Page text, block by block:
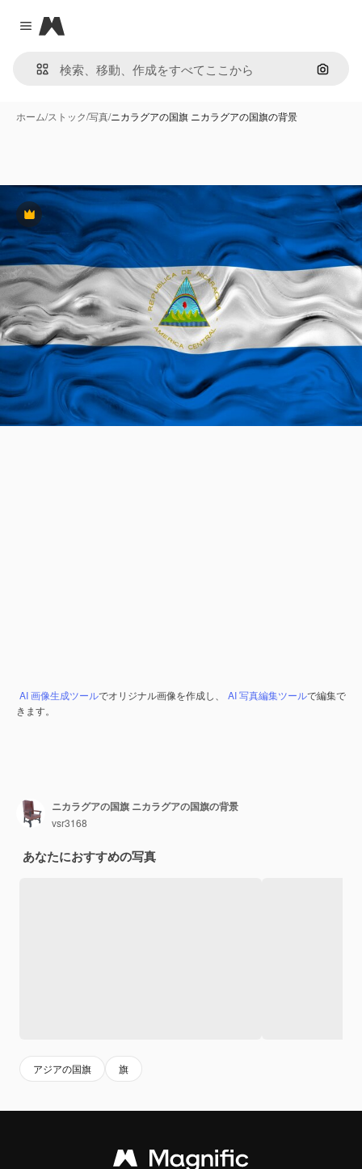
Close menu
Magnific
画像で
ホーム/ストック/写真/ニカラグアの国旗 ニカラグアの国旗の背景
Premium
AI 画像生成ツールでオリジナル画像を作成し、 AI 写真編集ツールで編集で
きます。
ニカラグアの国旗 ニカラグアの国旗の背景
vsr3168
あなたにおすすめの写真
アジアの国旗 旗